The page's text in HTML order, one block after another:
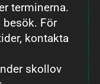
terminerna.
besök. För
kontakta
skollov